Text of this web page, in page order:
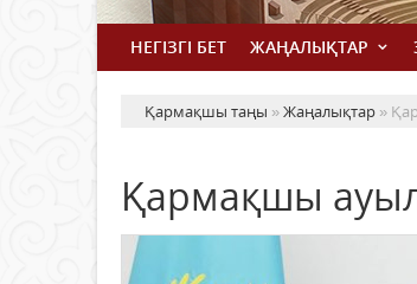
НЕГІЗГІ БЕТ ЖАҢАЛЫҚТАР
Қармақшы таңы »Жаңалықтар »
Қармақшы